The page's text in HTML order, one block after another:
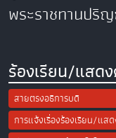
พระราชทานปริ
ร้องเรียน/แสด
สายตรงอธิการบดี
การแจ้งเรื่องร้องเรียน/แส